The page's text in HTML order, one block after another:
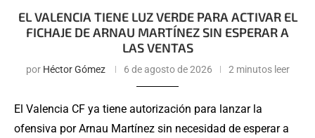
EL VALENCIA TIENE LUZ VERDE PARA ACTIVAR EL
FICHAJE DE ARNAU MARTÍNEZ SIN ESPERAR A
LAS VENTAS
por Héctor Gómez 6 de agosto de 2026 2 minutos leer
El Valencia CF ya tiene autorización para lanzar la
ofensiva por Arnau Martínez sin necesidad de esperar a